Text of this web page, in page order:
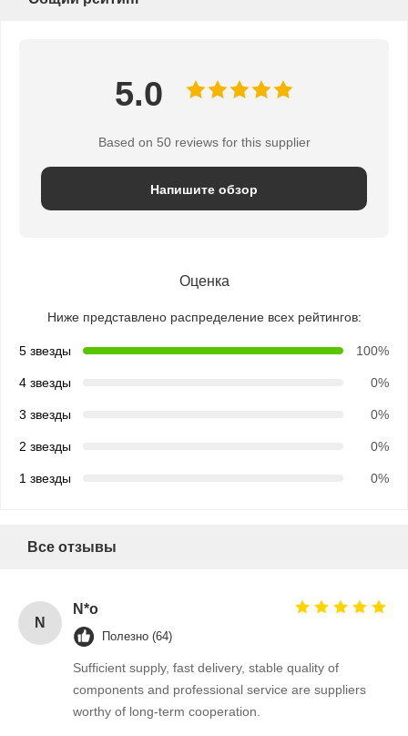
5.0
Based on 50 reviews for this supplier
Напишите обзор
Оценка
Ниже представлено распределение всех рейтингов:
5 звезды 100%
4 звезды 0%
3 звезды 0%
2 звезды 0%
1 звезды 0%
Все отзывы
N
N*o
Полезно (64)
Sufficient supply, fast delivery, stable quality of
components and professional service are suppliers
worthy of long-term cooperation.